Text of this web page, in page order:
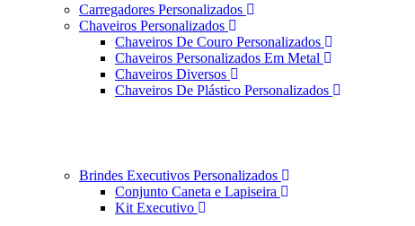
Carregadores Personalizados
Chaveiros Personalizados
Chaveiros De Couro Personalizados
Chaveiros Personalizados Em Metal
Chaveiros Diversos
Chaveiros De Plástico Personalizados
Brindes Executivos Personalizados
Conjunto Caneta e Lapiseira
Kit Executivo